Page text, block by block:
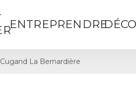
ENTREPRENDRE
La Bernardière